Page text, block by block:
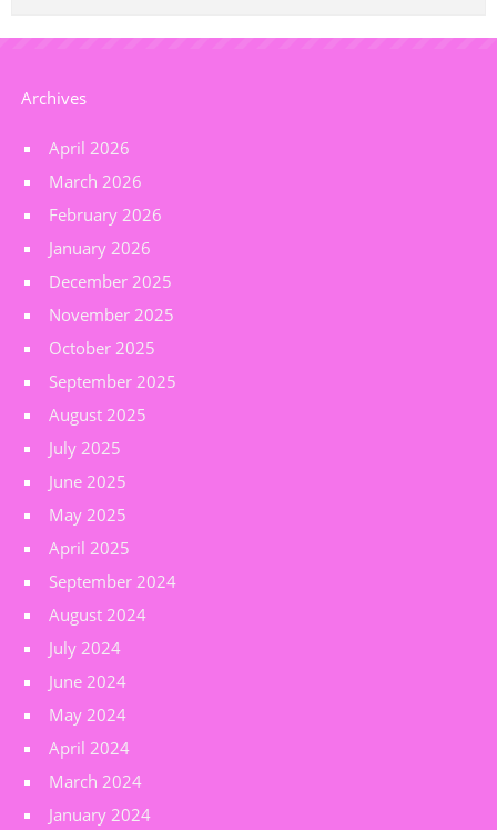
Archives
April 2026
March 2026
February 2026
January 2026
December 2025
November 2025
October 2025
September 2025
August 2025
July 2025
June 2025
May 2025
April 2025
September 2024
August 2024
July 2024
June 2024
May 2024
April 2024
March 2024
January 2024